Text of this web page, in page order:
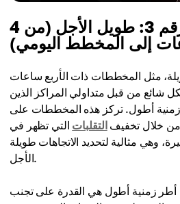
الإطار الزمني رقم 3: طويل الأجل (من 4
إلى المخطط اليومي)
مثل المخططات ذات الأربع ساعات
شائع من قبل متداولي المراكز الذين
أطول. تركز هذه المخططات على
من خلال تخفيف التقلبات التي تظهر في
وهي مثالية لتحديد الاتجاهات طويلة
الأجل.
أطر زمنية أطول هي القدرة على تجنب